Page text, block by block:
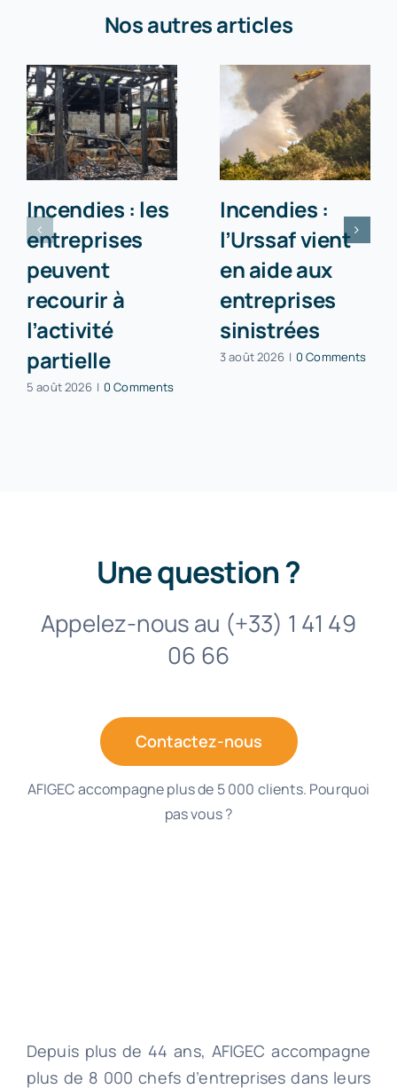
Nos autres articles
Incendies : les
entreprises
peuvent
recourir à
l’activité
partielle
5 août 2026 | 0 Comments
Incendies :
l’Urssaf vient
en aide aux
entreprises
sinistrées
3 août 2026 | 0 Comments
Une question ?
Appelez-nous au (+33) 1 41 49
06 66
Contactez-nous
AFIGEC accompagne plus de 5 000 clients. Pourquoi
pas vous ?
Depuis plus de 44 ans, AFIGEC accompagne
plus de 8 000 chefs d’entreprises dans leurs